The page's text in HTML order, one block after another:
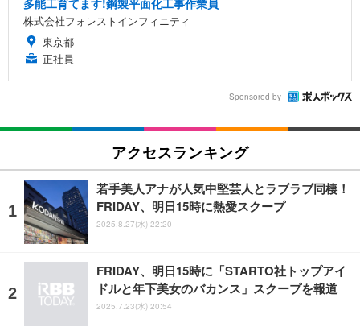
株式会社フォレストインフィニティ
東京都
正社員
Sponsored by
アクセスランキング
若手美人アナが人気中堅芸人とラブラブ同棲！
FRIDAY、明日15時に熱愛スクープ
2025.8.27(水) 22:20
FRIDAY、明日15時に「STARTO社トップアイ
ドルと年下美女のバカンス」スクープを報道
2025.7.23(水) 20:54